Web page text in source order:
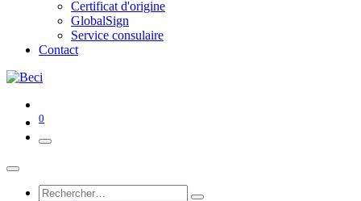
Certificat d'origine
GlobalSign
Service consulaire
Contact
0